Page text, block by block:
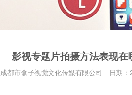
影视专题片拍摄方法表现在
成都市盒子视觉文化传媒有限公司 日期：